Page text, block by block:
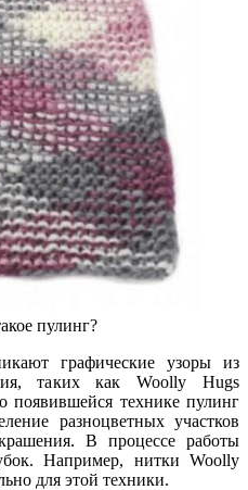
пулинг?
графические узоры из
таких как Woolly Hugs
появившейся технике пулинг
разноцветных участков
В процессе работы
Например, нитки Woolly
для этой техники.